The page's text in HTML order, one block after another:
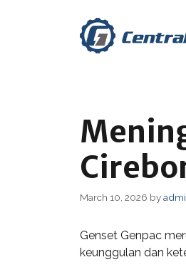
March 10, 2026 by
Genset Genpac
keunggulan dan